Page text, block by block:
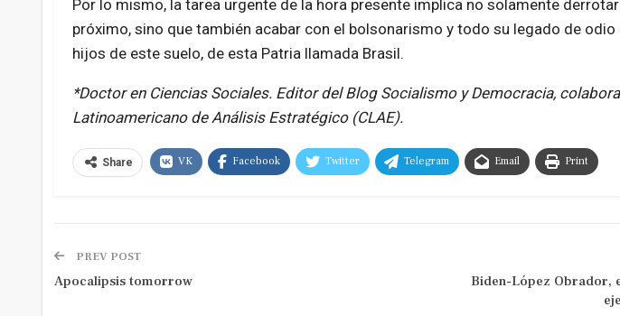
Por lo mismo, la tarea urgente de la hora presente implica no solamente
próximo, sino que también acabar con el bolsonarismo y todo su legado de
hijos de este suelo, de esta Patria llamada Brasil.
*Doctor en Ciencias Sociales. Editor del Blog Socialismo y Democracia,
Latinoamericano de Análisis Estratégico (CLAE).
Share VK Facebook Twitter Telegram Email Print
PREV POST
Apocalipsis tomorrow
Biden-López Obrador,